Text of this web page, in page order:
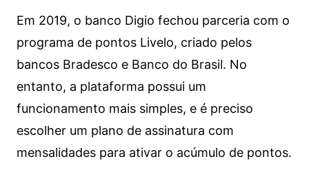
Em 2019, o banco Digio fechou parceria com o
programa de pontos Livelo, criado pelos
bancos Bradesco e Banco do Brasil. No
entanto, a plataforma possui um
funcionamento mais simples, e é preciso
escolher um plano de assinatura com
mensalidades para ativar o acúmulo de pontos.